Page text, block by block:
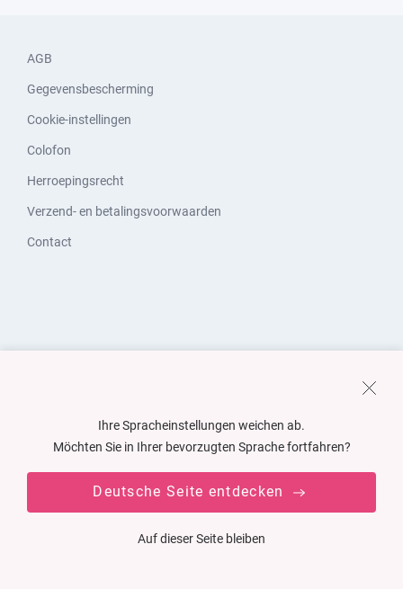
AGB
Gegevensbescherming
Cookie-instellingen
Colofon
Herroepingsrecht
Verzend- en betalingsvoorwaarden
Contact
Ihre Spracheinstellungen weichen ab.
Möchten Sie in Ihrer bevorzugten Sprache fortfahren?
Deutsche Seite entdecken
Auf dieser Seite bleiben